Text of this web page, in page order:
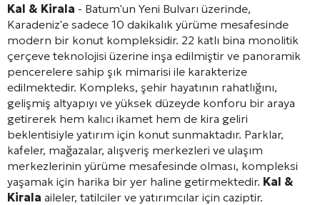
Kal & Kirala - Batum'un Yeni Bulvarı üzerinde,
Karadeniz'e sadece 10 dakikalık yürüme mesafesinde
modern bir konut kompleksidir. 22 katlı bina monolitik
çerçeve teknolojisi üzerine inşa edilmiştir ve panoramik
pencerelere sahip şık mimarisi ile karakterize
edilmektedir. Kompleks, şehir hayatının rahatlığını,
gelişmiş altyapıyı ve yüksek düzeyde konforu bir araya
getirerek hem kalıcı ikamet hem de kira geliri
beklentisiyle yatırım için konut sunmaktadır. Parklar,
kafeler, mağazalar, alışveriş merkezleri ve ulaşım
merkezlerinin yürüme mesafesinde olması, kompleksi
yaşamak için harika bir yer haline getirmektedir. Kal &
Kirala aileler, tatilciler ve yatırımcılar için caziptir.